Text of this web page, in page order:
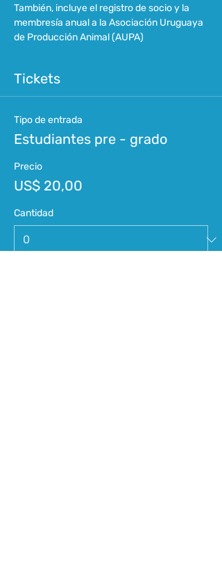
También, incluye el registro de socio y la
membresía anual a la Asociación Uruguaya
de Producción Animal (AUPA)
Tickets
Tipo de entrada
Estudiantes pre - grado
Precio
US$ 20,00
Cantidad